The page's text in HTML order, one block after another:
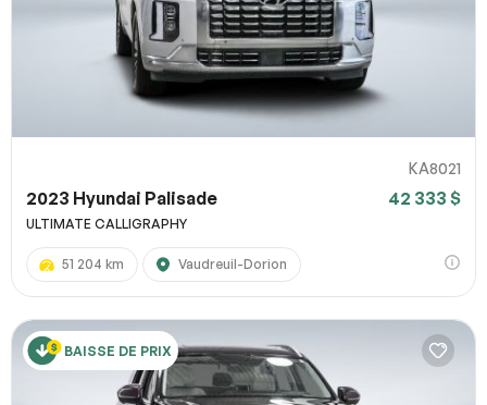
KA8021
2023 Hyundai Palisade 42 333 $
ULTIMATE CALLIGRAPHY
51 204 km Vaudreuil-Dorion
BAISSE DE PRIX